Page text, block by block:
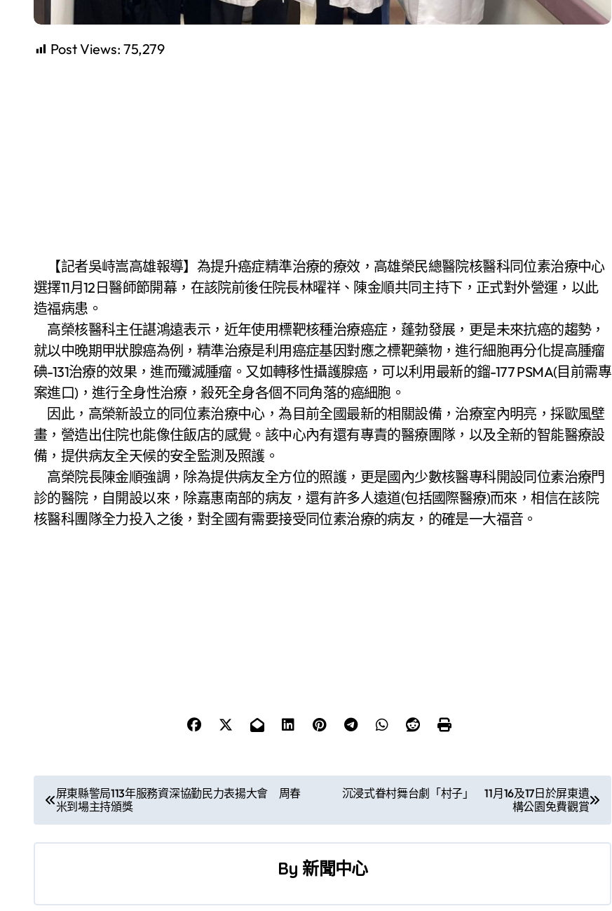
Post Views: 75,279
【記者吳峙嵩高雄報導】為提升癌症精準治療的療效，高雄榮民總醫院核醫科同位素治療中心
選擇11月12日醫師節開幕，在該院前後任院長林曜祥、陳金順共同主持下，正式對外營運，以此
造福病患。
高榮核醫科主任諶鴻遠表示，近年使用標靶核種治療癌症，蓬勃發展，更是未來抗癌的趨勢，
就以中晚期甲狀腺癌為例，精準治療是利用癌症基因對應之標靶藥物，進行細胞再分化提高腫瘤
碘-131治療的效果，進而殲滅腫瘤。又如轉移性攝護腺癌，可以利用最新的鎦-177 PSMA(目前需專
案進口)，進行全身性治療，殺死全身各個不同角落的癌細胞。
因此，高榮新設立的同位素治療中心，為目前全國最新的相關設備，治療室內明亮，採歐風壁
畫，營造出住院也能像住飯店的感覺。該中心內有還有專責的醫療團隊，以及全新的智能醫療設
備，提供病友全天候的安全監測及照護。
高榮院長陳金順強調，除為提供病友全方位的照護，更是國內少數核醫專科開設同位素治療門
診的醫院，自開設以來，除嘉惠南部的病友，還有許多人遠道(包括國際醫療)而來，相信在該院
核醫科團隊全力投入之後，對全國有需要接受同位素治療的病友，的確是一大福音。
文
章
導
屏東縣警局113年服務資深協勤民力表揚大會 周春
米到場主持頒獎
沉浸式眷村舞台劇「村子」 11月16及17日於屏東遺
構公園免費觀賞
By 新聞中心